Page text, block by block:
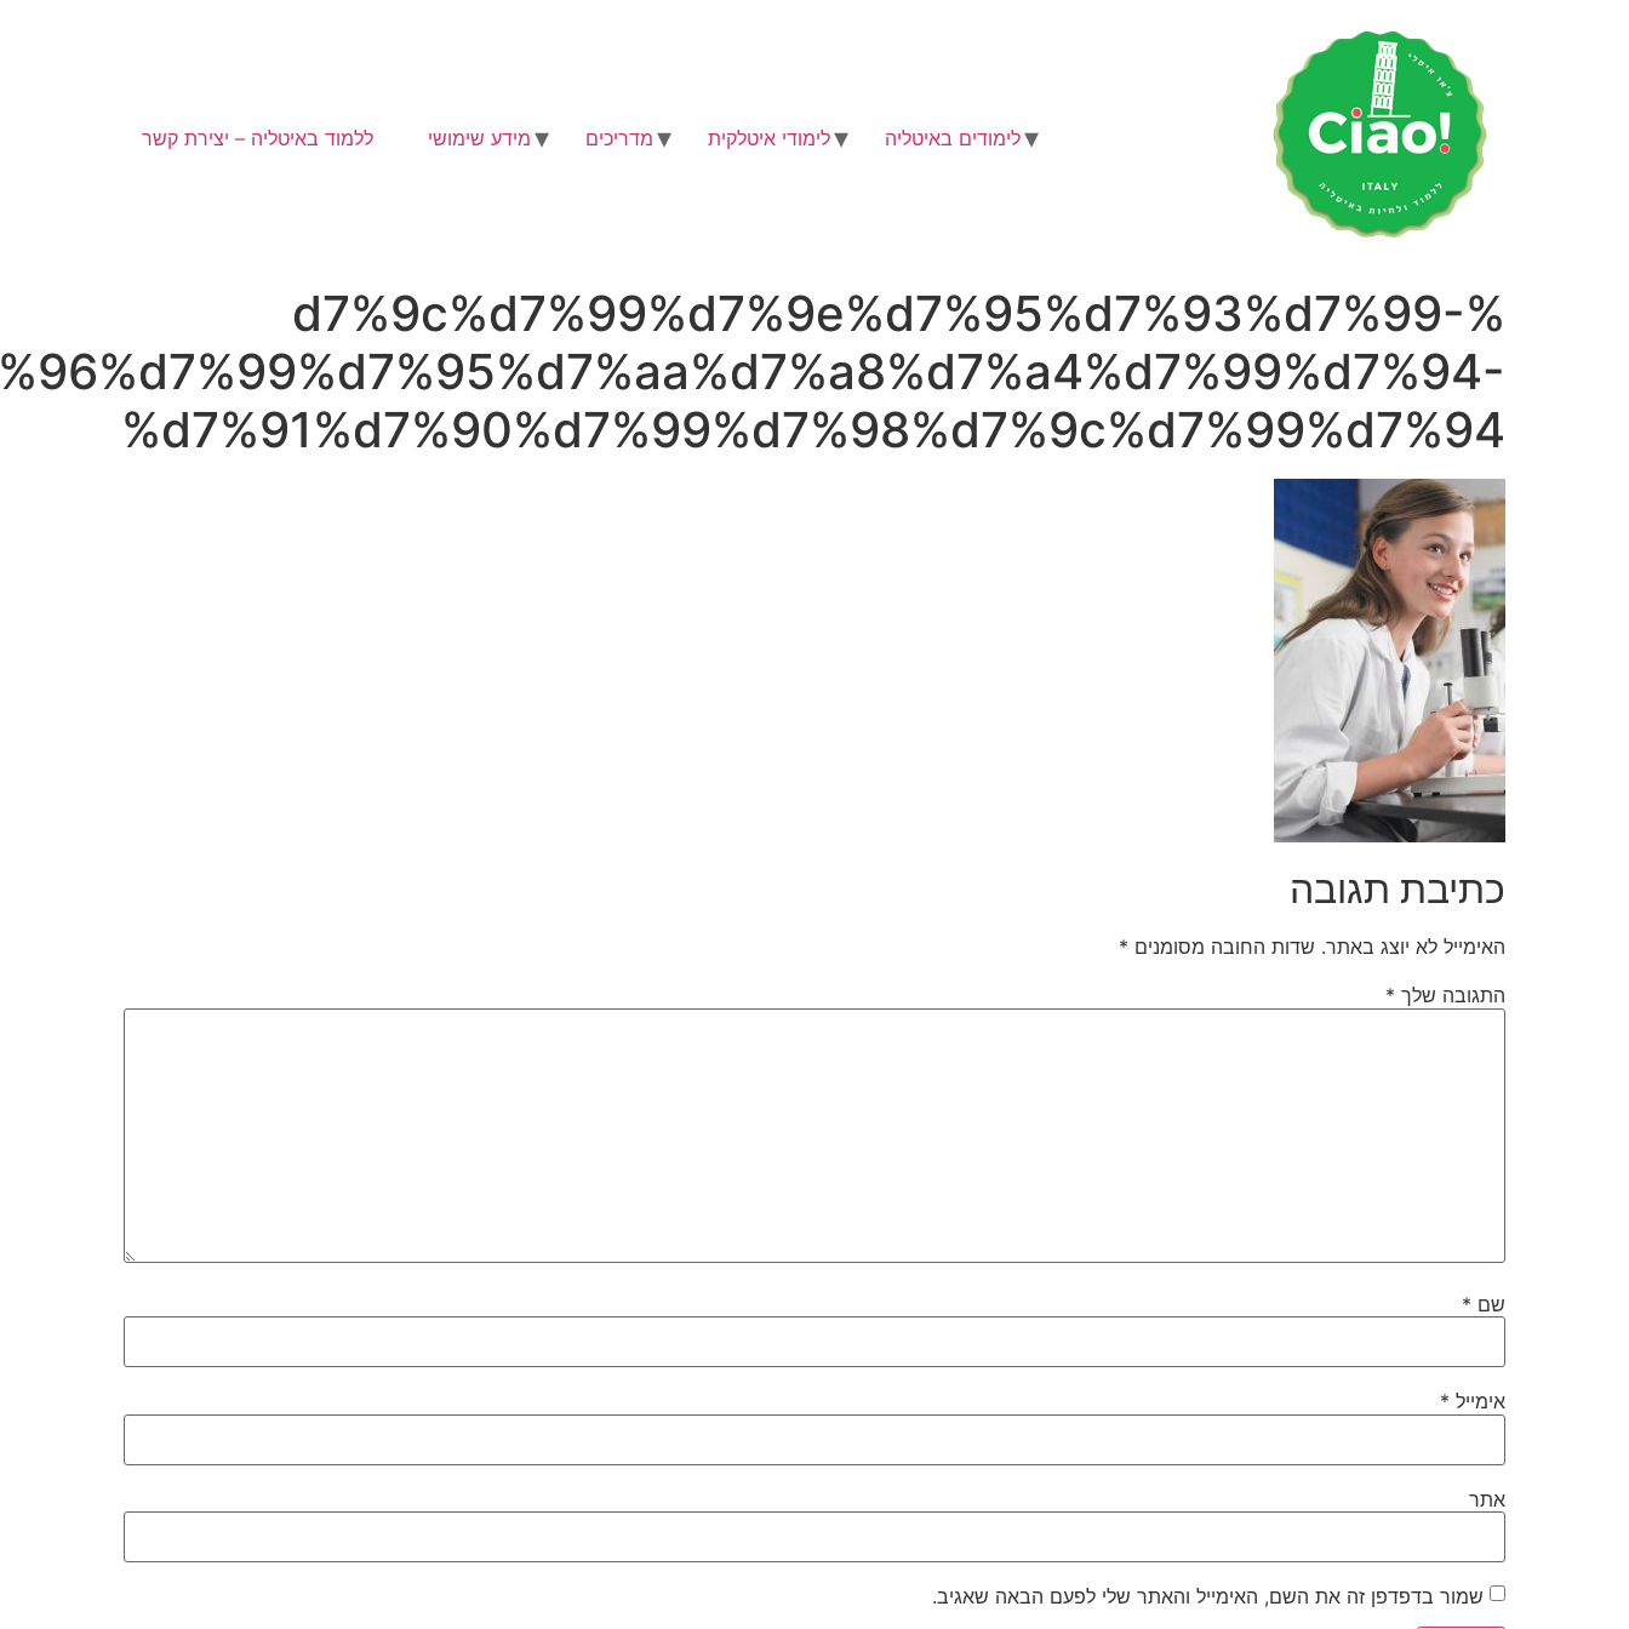
לימודים באיטליה לימודי איטלקית מדריכים מידע שימושי ללמוד באיטליה – יצירת קשר
%d7%9c%d7%99%d7%9e%d7%95%d7%93%d7%99-
%d7%91%d7%90%d7%99%d7%98%d7%9c%d7%99%d7%94
כתיבת תגובה
האימייל לא יוצג באתר. שדות החובה מסומנים *
התגובה שלך *
שם *
אימייל *
אתר
שמור בדפדפן זה את השם, האימייל והאתר שלי לפעם הבאה שאגיב.